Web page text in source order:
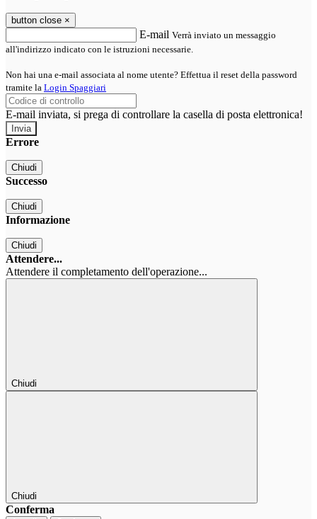
button close ×
E-mail Verrà inviato un messaggio
all'indirizzo indicato con le istruzioni necessarie.
Non hai una e-mail associata al nome utente? Effettua il reset della password
tramite la Login Spaggiari
E-mail inviata, si prega di controllare la casella di posta elettronica!
Errore
Chiudi
Successo
Chiudi
Informazione
Chiudi
Attendere...
Attendere il completamento dell'operazione...
Chiudi
Chiudi
Conferma